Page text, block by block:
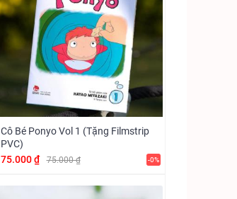
Cô Bé Ponyo Vol 1 (Tặng Filmstrip
PVC)
75.000 ₫
75.000 ₫ -0%